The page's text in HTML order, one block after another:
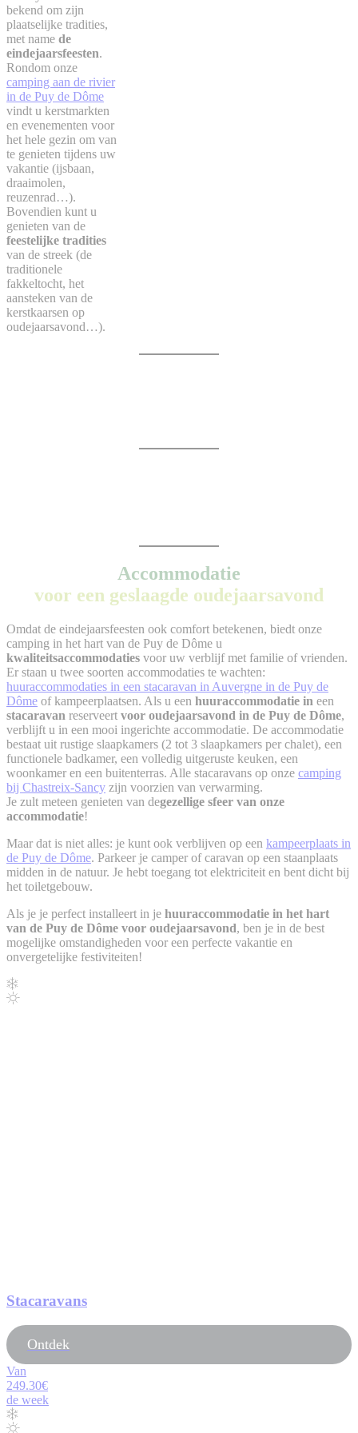
bekend om zijn
plaatselijke tradities,
met name de
eindejaarsfeesten.
Rondom onze
camping aan de rivier
in de Puy de Dôme
vindt u kerstmarkten
en evenementen voor
het hele gezin om van
te genieten tijdens uw
vakantie (ijsbaan,
draaimolen,
reuzenrad…).
Bovendien kunt u
genieten van de
feestelijke tradities
van de streek (de
traditionele
fakkeltocht, het
aansteken van de
kerstkaarsen op
oudejaarsavond…).
Accommodatie
voor een geslaagde oudejaarsavond
Omdat de eindejaarsfeesten ook comfort betekenen, biedt onze
camping in het hart van de Puy de Dôme u
kwaliteitsaccommodaties voor uw verblijf met familie of vrienden.
Er staan u twee soorten accommodaties te wachten:
huuraccommodaties in een stacaravan in Auvergne in de Puy de
Dôme of kampeerplaatsen. Als u een huuraccommodatie in een
stacaravan reserveert voor oudejaarsavond in de Puy de Dôme,
verblijft u in een mooi ingerichte accommodatie. De accommodatie
bestaat uit rustige slaapkamers (2 tot 3 slaapkamers per chalet), een
functionele badkamer, een volledig uitgeruste keuken, een
woonkamer en een buitenterras. Alle stacaravans op onze camping
bij Chastreix-Sancy zijn voorzien van verwarming.
Je zult meteen genieten van degezellige sfeer van onze
accommodatie!
Maar dat is niet alles: je kunt ook verblijven op een kampeerplaats in
de Puy de Dôme. Parkeer je camper of caravan op een staanplaats
midden in de natuur. Je hebt toegang tot elektriciteit en bent dicht bij
het toiletgebouw.
Als je je perfect installeert in je huuraccommodatie in het hart
van de Puy de Dôme voor oudejaarsavond, ben je in de best
mogelijke omstandigheden voor een perfecte vakantie en
onvergetelijke festiviteiten!
Stacaravans
Ontdek
Van
249.30€
de week